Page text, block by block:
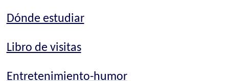
Dónde estudiar
Libro de visitas
Entretenimiento-humor